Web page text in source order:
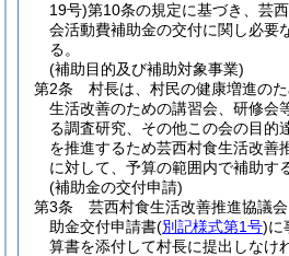
19号)第10条の規定に基づき、芸
会活動費補助金の交付に関し必要
る。
(補助目的及び補助対象事業)
第2条
村長は、村民の健康増進の
生活改善のための講習会、研修会
る調査研究、その他この会の目的
を推進するため芸西村食生活改善
に対して、予算の範囲内で補助す
(補助金の交付申請)
第3条
芸西村食生活改善推進協議
助金交付申請書(別記様式第1号)に
算書を添付して村長に提出しなけ